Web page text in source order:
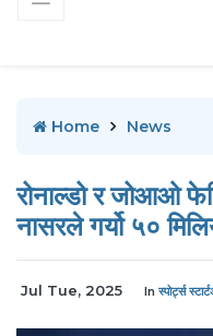
Home News
रोनाल्डो र जोआओ
नासरले गर्यो ५०
Jul Tue, 2025 In स्पोर्ट्स